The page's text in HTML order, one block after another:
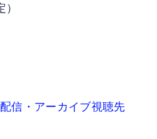
配信・アーカイブ視聴先